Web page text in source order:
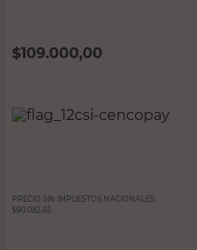
$109.000,00
PRECIO SIN IMPUESTOS NACIONALES:
$90.082,65